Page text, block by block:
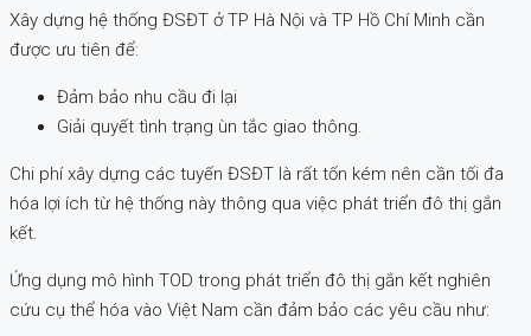
Xây dựng hệ thống ĐSĐT ở TP Hà Nội và TP Hồ Chí Minh cần
được ưu tiên để:
Đảm bảo nhu cầu đi lại
Giải quyết tình trạng ùn tắc giao thông.
Chi phí xây dựng các tuyến ĐSĐT là rất tốn kém nên cần tối đa
hóa lợi ích từ hệ thống này thông qua việc phát triển đô thị gắn
kết.
Ứng dụng mô hình TOD trong phát triển đô thị gắn kết nghiên
cứu cụ thể hóa vào Việt Nam cần đảm bảo các yêu cầu như: